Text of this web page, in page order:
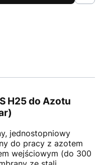
H25 do Azotu
jednostopniowy
do pracy z azotem
wejściowym (do 300